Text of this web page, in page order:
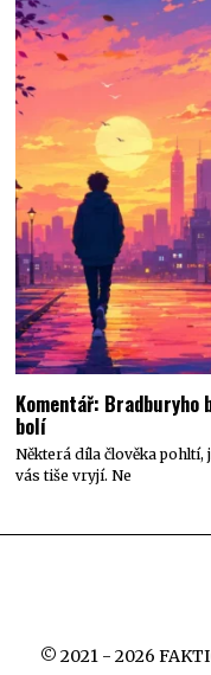
Komentář: Bradburyho
bolí
Některá díla člověka pohltí,
vás tiše vryjí. Ne
© 2021 - 2026